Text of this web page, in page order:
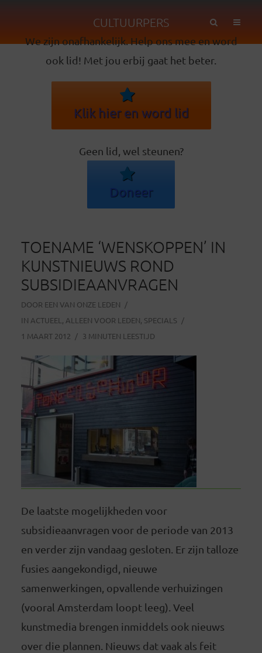
CULTUURPERS
We zijn onafhankelijk. Help ons mee en word
ook lid! Met jou erbij gaat het beter.
Klik hier en word lid
Geen lid, wel steunen?
Doneer
TOENAME ‘WENSKOPPEN’ IN
KUNSTNIEUWS ROND
SUBSIDIEAANVRAGEN
DOOR EEN VAN ONZE LEDEN
IN ACTUEEL , ALLEEN VOOR LEDEN, SPECIALS
1 MAART 2012
3 MINUTEN LEESTIJD
De laatste mogelijkheden voor
subsidieaanvragen voor de periode van 2013
en verder zijn vandaag gesloten. Er zijn talloze
fusies aangekondigd, nieuwe
samenwerkingen, opvallende verhuizingen
(vooral Amsterdam loopt leeg). Veel
kunstmedia brengen inmiddels ook nieuws
over die plannen. Nieuws dat vaak als feit